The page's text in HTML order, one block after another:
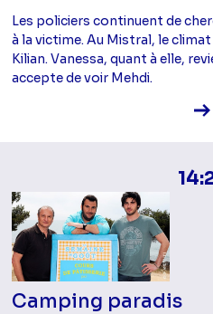
Les policiers continuent de
à la victime. Au Mistral, le
Kilian. Vanessa, quant à elle,
accepte de voir Mehdi.
Camping paradis